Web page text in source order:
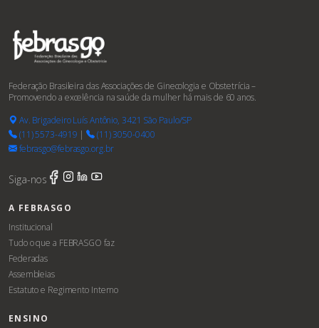
Federação Brasileira das Associações de Ginecologia e Obstetrícia –
Promovendo a excelência na saúde da mulher há mais de 60 anos.
Av. Brigadeiro Luís Antônio, 3421 São Paulo/SP
(11) 5573-4919 |
(11) 3050-0400
febrasgo@febrasgo.org.br
Siga-nos
A FEBRASGO
Institucional
Tudo o que a FEBRASGO faz
Federadas
Assembleias
Estatuto e Regimento Interno
ENSINO